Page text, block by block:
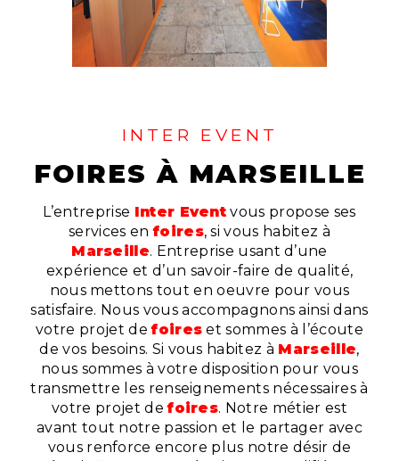
INTER EVENT
FOIRES À MARSEILLE
L’entreprise Inter Event vous propose ses
services enfoires, si vous habitez à
Marseille. Entreprise usant d’une
expérience et d’un savoir-faire de qualité,
nous mettons tout en oeuvre pour vous
satisfaire. Nous vous accompagnons ainsi dans
votre projet defoires et sommes à l’écoute
de vos besoins. Si vous habitez à Marseille,
nous sommes à votre disposition pour vous
transmettre les renseignements nécessaires à
votre projet defoires. Notre métier est
avant tout notre passion et le partager avec
vous renforce encore plus notre désir de